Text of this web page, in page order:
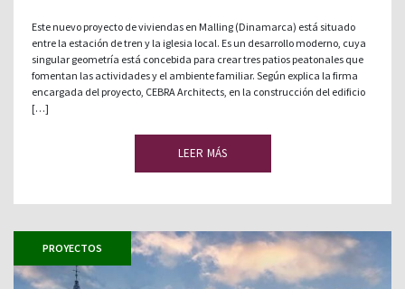
Este nuevo proyecto de viviendas en Malling (Dinamarca) está situado
entre la estación de tren y la iglesia local. Es un desarrollo moderno, cuya
singular geometría está concebida para crear tres patios peatonales que
fomentan las actividades y el ambiente familiar. Según explica la firma
encargada del proyecto, CEBRA Architects, en la construcción del edificio
[…]
LEER MÁS
PROYECTOS